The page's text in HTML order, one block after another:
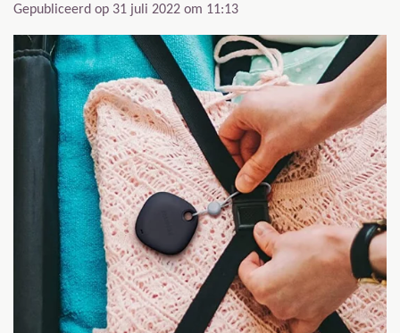
Gepubliceerd op 31 juli 2022 om 11:13